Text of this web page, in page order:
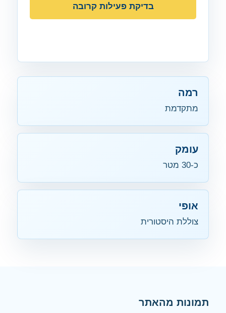
בדיקת פעילות קרובה
רמה
מתקדמת
עומק
כ-30 מטר
אופי
צוללת היסטורית
תמונות מהאתר